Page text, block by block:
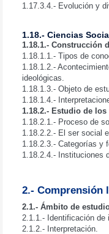
1.17.3.4.- Evolución y
1.18.- Ciencias
1.18.1.- Construcción
1.18.1.1.- Tipos de
1.18.1.2.-
ideológicas.
1.18.1.3.- Objeto de
1.18.1.4.-
1.18.2.- Estudio de
1.18.2.1.- Proceso de
1.18.2.2.- El ser social
1.18.2.3.- Categorías y
1.18.2.4.- Instituciones
2.- Comprensión
2.1.- Ámbito de
2.1.1.- Identificación de
2.1.2.- Interpretación.